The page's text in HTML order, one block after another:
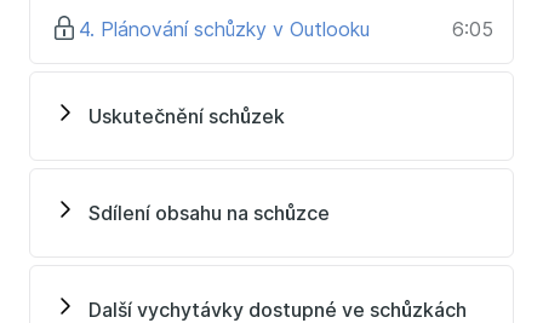
nasazení Microsoft Teams v mnoha firmách, od
malých až po ty velké. Díky tomu Vám nyní může
nabídnout to nejlepší ze všech školení ve spojení se
spoustou užitečných tipů z praxe.
Na kurzu se naučíte
jak naplánovat online schůzku v aplikaci Teams i
jak během schůzky ovládat zvuk i video
sledování docházky
4. Plánování schůzky v Outlooku 6:05
Uskutečnění schůzek
Sdílení obsahu na schůzce
Další vychytávky dostupné ve schůzkách